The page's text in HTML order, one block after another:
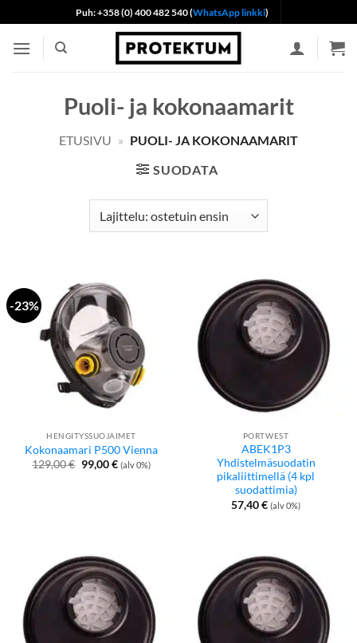
to
content
Puh: +358 (0) 400 482 540 (WhatsApp linkki)
Puoli- ja kokonaamarit
ETUSIVU » PUOLI- JA KOKONAAMARIT
SUODATA
-23%
HENGITYSSUOJAIMET
Kokonaamari P500 Vienna
129,00€ Alkuperäinen
hinta
99,00€Nykyinen
hinta
(alv 0%)
PORTWEST
ABEK1P3
Yhdistelmäsuodatin
pikaliittimellä (4 kpl
suodattimia)
57,40€ (alv 0%)